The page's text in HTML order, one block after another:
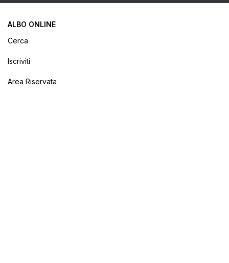
ALBO ONLINE
Cerca
Iscriviti
Area Riservata